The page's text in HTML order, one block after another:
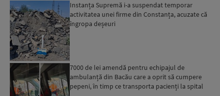
Instanța Supremă i-a suspendat temporar
activitatea unei firme din Constanța, acuzate că
îngropa deșeuri
7000 de lei amendă pentru echipajul de
ambulanță din Bacău care a oprit să cumpere
pepeni, în timp ce transporta pacienți la spital